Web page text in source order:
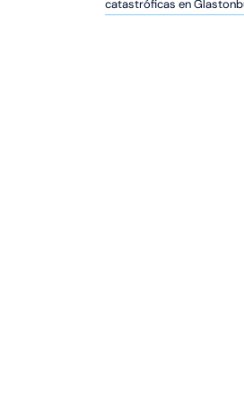
catastróficas en